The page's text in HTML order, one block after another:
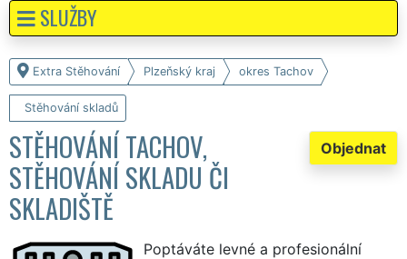
Extra Stěhování Plzeňský kraj okres Tachov
Stěhování skladů
Objednat
STĚHOVÁNÍ TACHOV,
STĚHOVÁNÍ SKLADU ČI
SKLADIŠTĚ
Poptáváte levné a profesionální
SLUŽBY